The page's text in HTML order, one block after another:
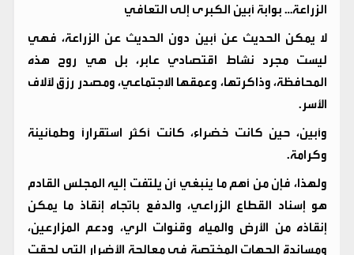
الزراعة… بوابة أبين الكبرى إلى التعافي
لا يمكن الحديث عن أبين دون الحديث عن الزراعة، فهي
ليست مجرد نشاط اقتصادي عابر، بل هي روح هذه
المحافظة، وذاكرتها، وعمقها الاجتماعي، ومصدر رزق لآلاف
الأسر.
وأبين، حين كانت خضراء، كانت أكثر استقرارًا وطمأنينة
وكرامة.
ولهذا، فإن من أهم ما ينبغي أن يلتفت إليه المجلس القادم
هو إسناد القطاع الزراعي، والدفع باتجاه إنقاذ ما يمكن
إنقاذه من الأرض والمياه وقنوات الري، ودعم المزارعين،
ومساندة الجهات المختصة في معالجة الأضرار التي لحقت